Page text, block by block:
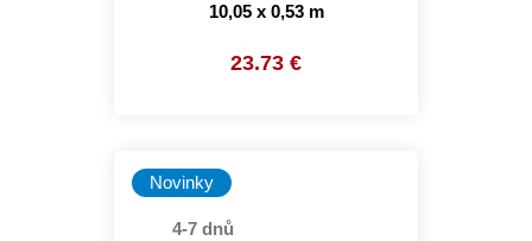
10,05 x 0,53 m
23.73 €
Novinky
4-7 dnů